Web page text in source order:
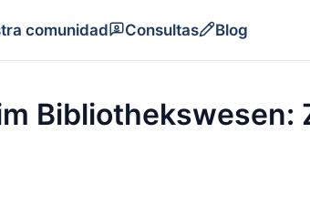
comunidad Consultas Blog
Bibliothekswesen: